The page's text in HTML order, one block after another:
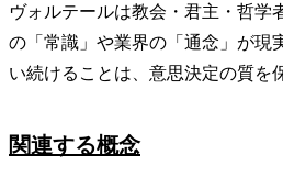
ヴォルテールは教会・君主・哲学
の「常識」や業界の「通念」が現
い続けることは、意思決定の質を
関連する概念